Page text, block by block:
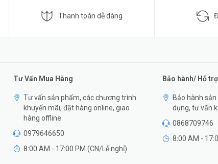
Thanh toán dễ dàng
Tư Vấn Mua Hàng
Tư vấn sản phẩm, các chương trình
khuyến mãi, đặt hàng online, giao
hàng offline.
0979646650
8:00 AM - 17:00 PM (CN/Lễ nghỉ)
Bảo hành/ Hỗ
Bảo hành
dụng, tư vấn
0868709746
8:00 AM -